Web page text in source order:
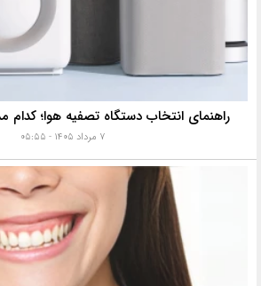
راهنمای انتخاب دستگاه تصفیه هوا؛ کدام
۷ مرداد ۱۴۰۵ - ۰۵:۵۵